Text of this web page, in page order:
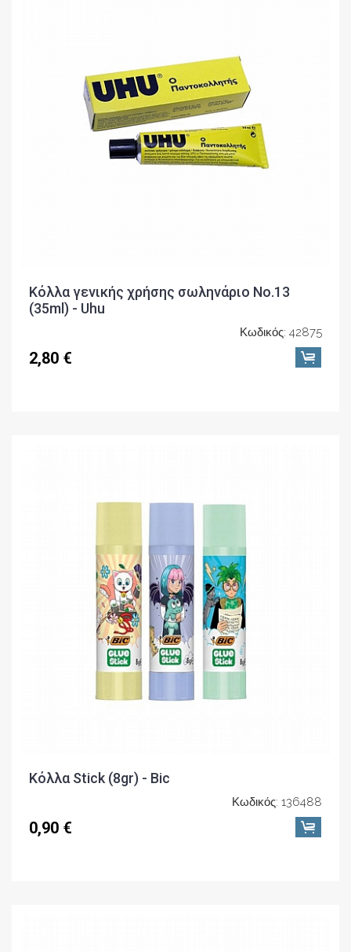
Κόλλα γενικής χρήσης σωληνάριο No.13
(35ml) - Uhu
Κωδικός: 42875
2,80 €
Κόλλα Stick (8gr) - Bic
Κωδικός: 136488
0,90 €